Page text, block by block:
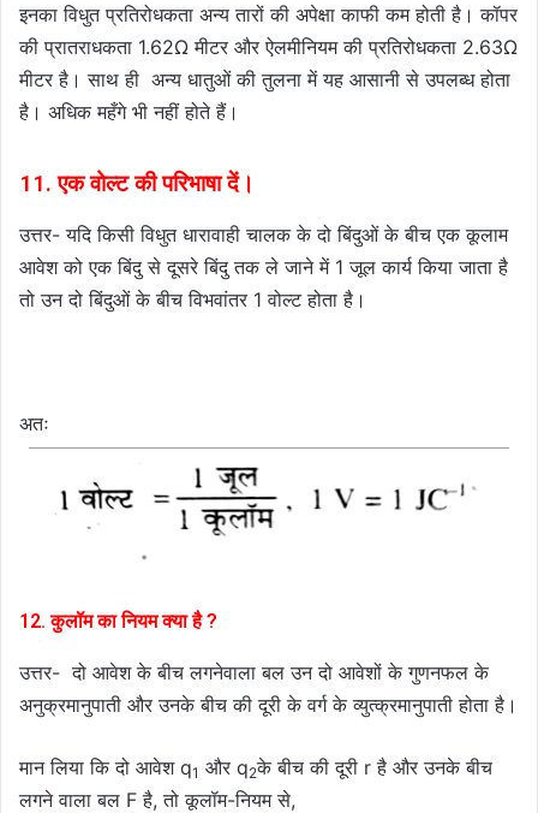
इनका विधुत प्रतिरोधकता अन्य तारों की अपेक्षा काफी कम होती है। कॉपर
की प्रातराधकता 1.62Ω मीटर और ऐलमीनियम की प्रतिरोधकता 2.63Ω
मीटर है। साथ ही अन्य धातुओं की तुलना में यह आसानी से उपलब्ध होता
है। अधिक महँगे भी नहीं होते हैं।
11. एक वोल्ट की परिभाषा दें।
उत्तर- यदि किसी विधुत धारावाही चालक के दो बिंदुओं के बीच एक कूलाम
आवेश को एक बिंदु से दूसरे बिंदु तक ले जाने में 1 जूल कार्य किया जाता है
तो उन दो बिंदुओं के बीच विभवांतर 1 वोल्ट होता है।
अतः
12. कुलॉम का नियम क्या है ?
उत्तर- दो आवेश के बीच लगनेवाला बल उन दो आवेशों के गुणनफल के
अनुक्रमानुपाती और उनके बीच की दूरी के वर्ग के व्युत्क्रमानुपाती होता है।
मान लिया कि दो आवेश q1 और q2के बीच की दूरी r है और उनके बीच
लगने वाला बल F है, तो कूलॉम-नियम से,